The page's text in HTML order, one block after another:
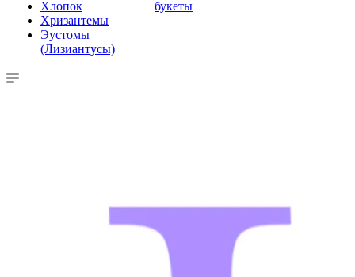
Хлопок
Хризантемы
Эустомы
(Лизиантусы)
букеты